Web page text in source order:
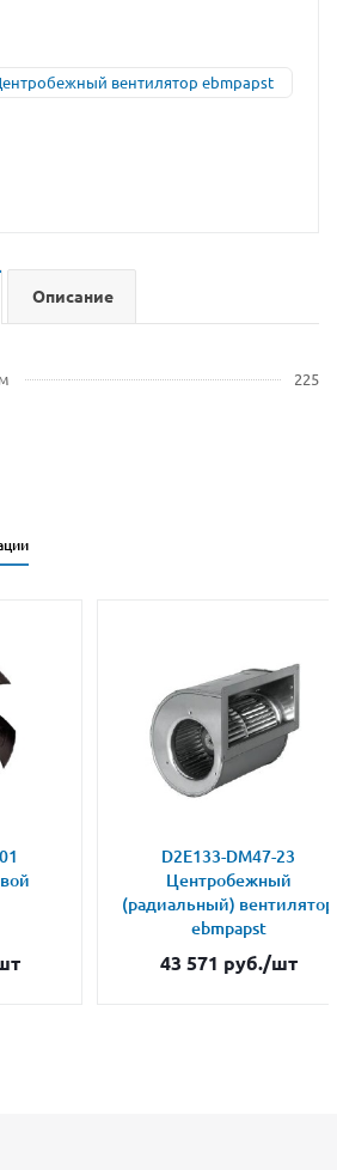
вентилятор ebmpapst
Описание
225
D2E133-DM47-23
Центробежный
(радиальный) вентилятор
ebmpapst
43 571 руб./шт